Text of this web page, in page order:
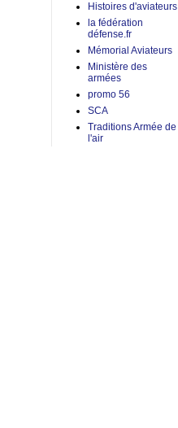
Histoires d'aviateurs
la fédération
défense.fr
Mémorial Aviateurs
Ministère des
armées
promo 56
SCA
Traditions Armée de
l'air